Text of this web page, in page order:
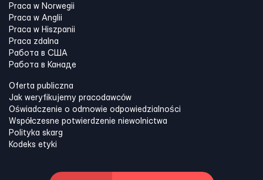
Praca w Norwegii
Praca w Anglii
Praca w Hiszpanii
Praca zdalna
Работа в США
Работа в Канадe
Oferta publiczna
Jak weryfikujemy pracodawców
Oświadczenie o odmowie odpowiedzialności
Współczesne potwierdzenie niewolnictwa
Polityka skarg
Kodeks etyki